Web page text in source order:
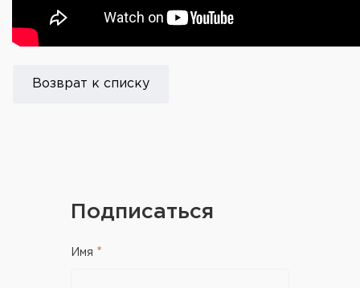
Возврат к списку
Подписаться
Имя